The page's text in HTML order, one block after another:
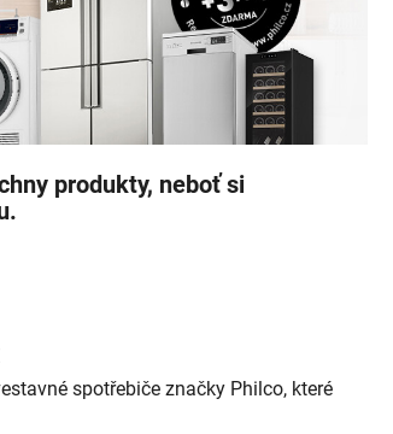
produkty, neboť si
spotřebiče značky Philco, které